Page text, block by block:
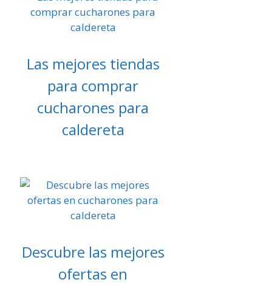
Las mejores tiendas
para comprar
cucharones para
caldereta
Descubre las mejores
ofertas en